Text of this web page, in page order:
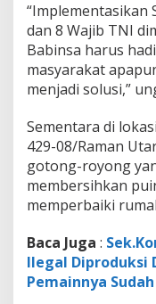
“Implementasikan
dan 8 Wajib TNI
Babinsa harus
masyarakat
menjadi solusi,”
Sementara di
429-08/Raman
gotong-royong
membersihkan
memperbaiki
Baca Juga :
Ilegal Diproduksi
Pemainnya